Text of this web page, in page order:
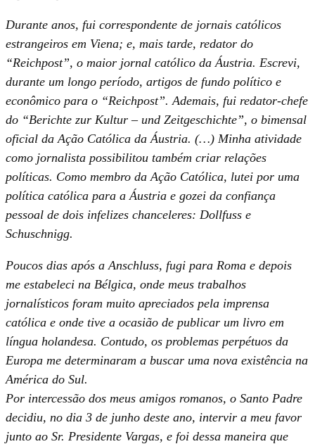
Durante anos, fui correspondente de jornais católicos
estrangeiros em Viena; e, mais tarde, redator do
“Reichpost”, o maior jornal católico da Áustria. Escrevi,
durante um longo período, artigos de fundo político e
econômico para o “Reichpost”. Ademais, fui redator-chefe
do “Berichte zur Kultur – und Zeitgeschichte”, o bimensal
oficial da Ação Católica da Áustria. (…) Minha atividade
como jornalista possibilitou também criar relações
políticas. Como membro da Ação Católica, lutei por uma
política católica para a Áustria e gozei da confiança
pessoal de dois infelizes chanceleres: Dollfuss e
Schuschnigg.
Poucos dias após a Anschluss, fugi para Roma e depois
me estabeleci na Bélgica, onde meus trabalhos
jornalísticos foram muito apreciados pela imprensa
católica e onde tive a ocasião de publicar um livro em
língua holandesa. Contudo, os problemas perpétuos da
Europa me determinaram a buscar uma nova existência na
América do Sul.
Por intercessão dos meus amigos romanos, o Santo Padre
decidiu, no dia 3 de junho deste ano, intervir a meu favor
junto ao Sr. Presidente Vargas, e foi dessa maneira que